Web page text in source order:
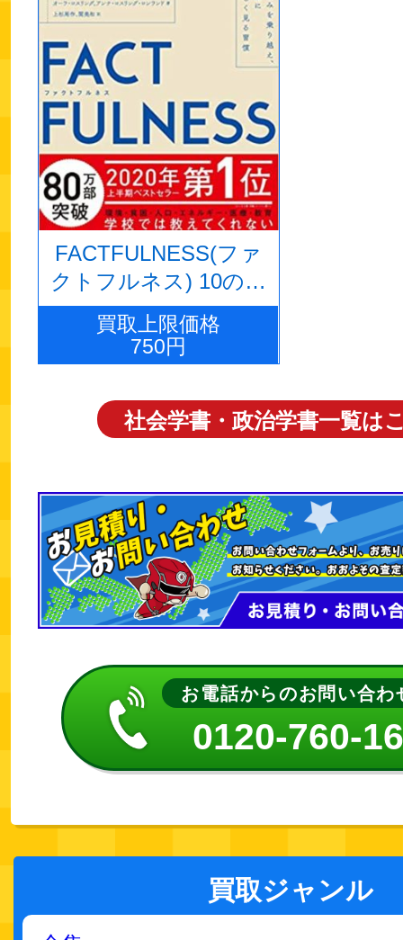
FACTFULNESS(ファ
クトフルネス) 10の思
い込みを乗り越え、デ
ータを基に世界を正し
く見る習慣
買取上限価格
750円
社会学書・政治学書一覧は
お電話からのお問い合わ
0120-760-
買取ジャンル